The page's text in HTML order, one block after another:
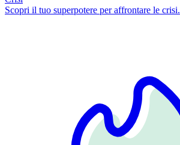
Scopri il tuo superpotere per affrontare le crisi.